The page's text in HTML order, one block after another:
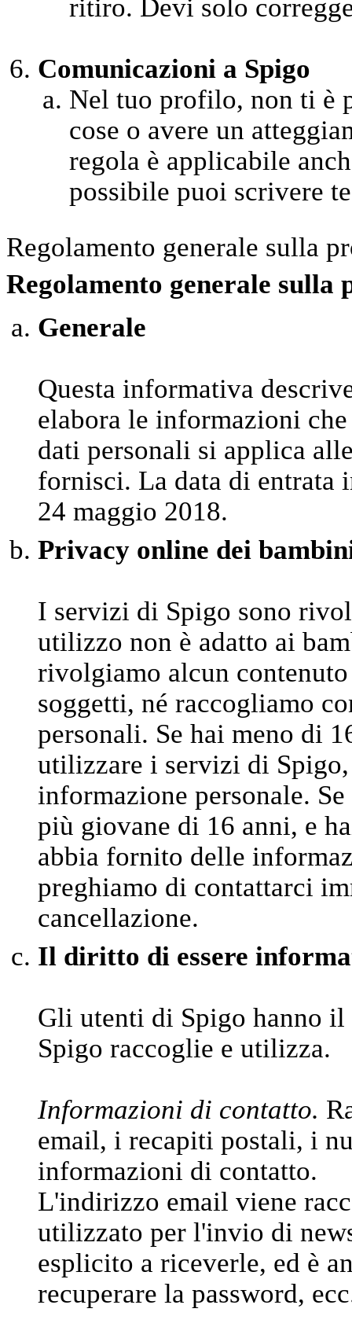
ritiro. Devi solo
Comunicazioni a Spigo
Nel tuo profilo, non ti è
cose o avere un
regola è applicabile
possibile puoi scrivere
Regolamento generale sulla
Regolamento generale sulla
Generale
Questa informativa
elabora le informazioni
dati personali si applica
fornisci. La data di entrata
24 maggio 2018.
Privacy online dei
I servizi di Spigo sono
utilizzo non è adatto ai
rivolgiamo alcun
soggetti, né raccogliamo
personali. Se hai meno di
utilizzare i servizi di
informazione personale.
più giovane di 16 anni, e
abbia fornito delle
preghiamo di contattarci
cancellazione.
Il diritto di essere
Gli utenti di Spigo hanno il
Spigo raccoglie e utilizza.
Informazioni di contatto.
email, i recapiti postali, i
informazioni di contatto.
L'indirizzo email viene
utilizzato per l'invio di
esplicito a riceverle, ed è
recuperare la password,